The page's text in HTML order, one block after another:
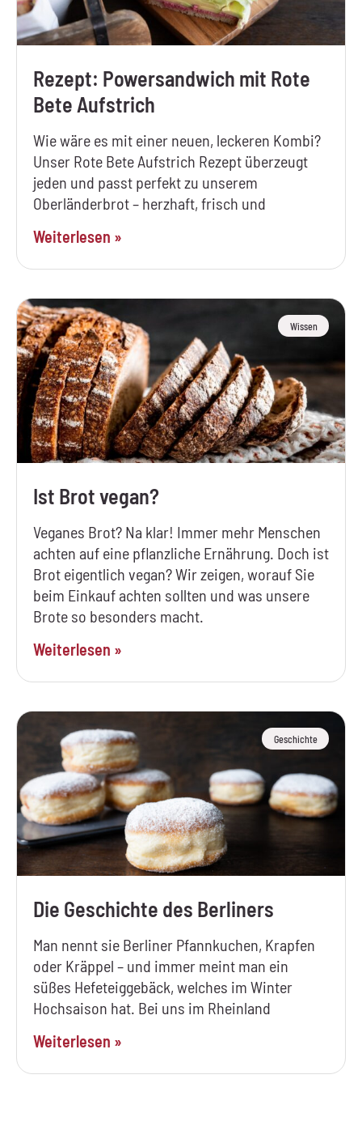
Rezept: Powersandwich mit Rote
Bete Aufstrich
Wie wäre es mit einer neuen, leckeren Kombi?
Unser Rote Bete Aufstrich Rezept überzeugt
jeden und passt perfekt zu unserem
Oberländerbrot – herzhaft, frisch und
Weiterlesen »
Wissen
Ist Brot vegan?
Veganes Brot? Na klar! Immer mehr Menschen
achten auf eine pflanzliche Ernährung. Doch ist
Brot eigentlich vegan? Wir zeigen, worauf Sie
beim Einkauf achten sollten und was unsere
Brote so besonders macht.
Weiterlesen »
Geschichte
Die Geschichte des Berliners
Man nennt sie Berliner Pfannkuchen, Krapfen
oder Kräppel – und immer meint man ein
süßes Hefeteiggebäck, welches im Winter
Hochsaison hat. Bei uns im Rheinland
Weiterlesen »